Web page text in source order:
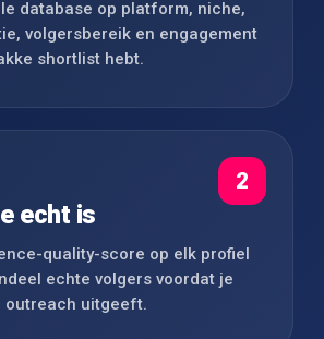
database op platform, niche,
volgersbereik en engagement
shortlist hebt.
2
echt is
quality-score op elk profiel
echte volgers voordat je
outreach uitgeeft.